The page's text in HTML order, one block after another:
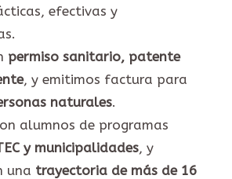
efectivas y
permiso sanitario, patente
, y emitimos factura para
naturales.
alumnos de programas
y municipalidades, y
una trayectoria de más de 16